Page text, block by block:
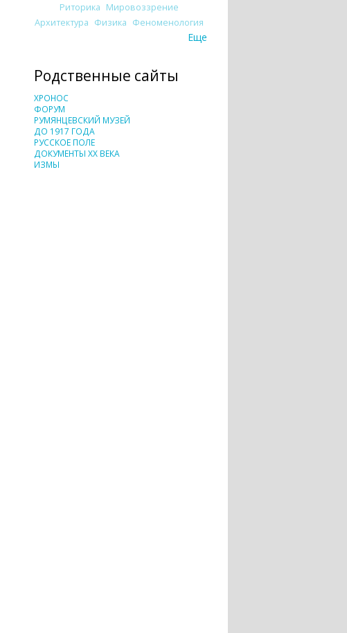
Риторика Мировоззрение
Архитектура Физика Феноменология
Еще
Родственные сайты
ХРОНОС
ФОРУМ
РУМЯНЦЕВСКИЙ МУЗЕЙ
ДО 1917 ГОДА
РУССКОЕ ПОЛЕ
ДОКУМЕНТЫ XX ВЕКА
ИЗМЫ